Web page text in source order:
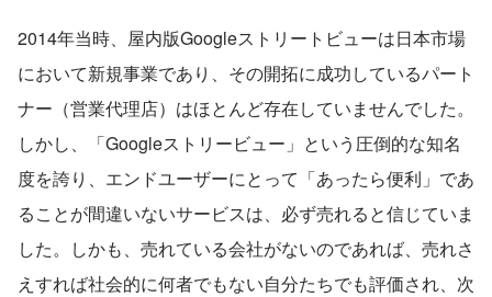
2014年当時、屋内版Googleストリートビューは日本市場
において新規事業であり、その開拓に成功しているパート
ナー（営業代理店）はほとんど存在していませんでした。
しかし、「Googleストリービュー」という圧倒的な知名
度を誇り、エンドユーザーにとって「あったら便利」であ
ることが間違いないサービスは、必ず売れると信じていま
した。しかも、売れている会社がないのであれば、売れさ
えすれば社会的に何者でもない自分たちでも評価され、次